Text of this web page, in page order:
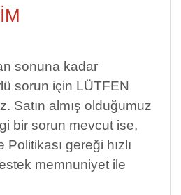
sonuna kadar
sorun için LÜTFEN
Satın almış olduğumuz
bir sorun mevcut ise,
gereği hızlı
memnuniyet ile